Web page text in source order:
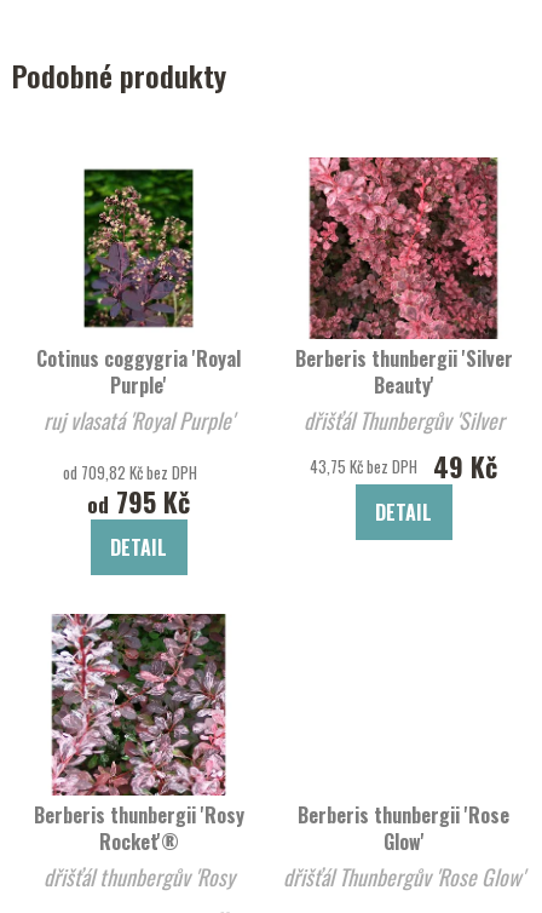
Podobné produkty
Cotinus coggygria 'Royal
Purple'
ruj vlasatá 'Royal Purple'
od 709,82 Kč bez DPH
od 795 Kč
DETAIL
Berberis thunbergii 'Silver
Beauty'
dřišťál Thunbergův 'Silver
43,75 Kč bez DPH 49 Kč
DETAIL
Berberis thunbergii 'Rosy
Rocket'®
dřišťál thunbergův 'Rosy
Berberis thunbergii 'Rose
Glow'
dřišťál Thunbergův 'Rose Glow'